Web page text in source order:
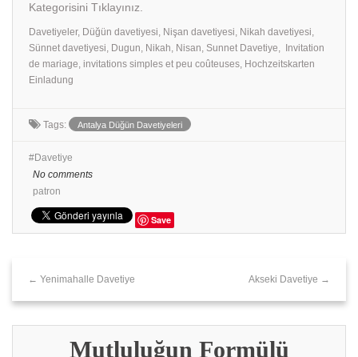
Kategorisini Tıklayınız.
Davetiyeler, Düğün davetiyesi, Nişan davetiyesi, Nikah davetiyesi,
Sünnet davetiyesi, Dugun, Nikah, Nisan, Sunnet Davetiye, Invitation
de mariage, invitations simples et peu coûteuses, Hochzeitskarten
Einladung
Tags: Antalya Düğün Davetiyeleri
Davetiye
No comments
patron
Save
← Yenimahalle Davetiye Akseki Davetiye →
Mutluluğun Formülü